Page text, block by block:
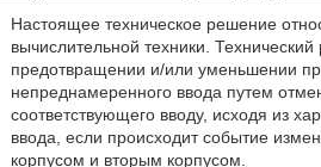
Настоящее техническое решение
вычислительной техники. Технический
предотвращении и/или уменьшении
непреднамеренного ввода путем
соответствующего вводу, исходя из
ввода, если происходит событие
корпусом и вторым корпусом.